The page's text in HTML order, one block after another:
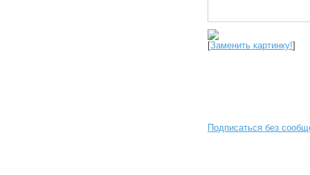
[Заменить картинку!]
Подписаться без